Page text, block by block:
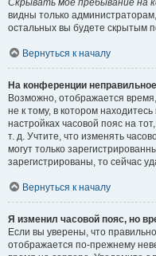
Скрывать моё пребывание на
видны только
остальных вы будете скрытым
Вернуться к началу
На конференции
Возможно, отображается
не к тому, в котором
настройках часовой пояс на
т. д. Учтите, что изменять
могут только
зарегистрированы, то сейчас
Вернуться к началу
Я изменил часовой пояс, но
Если вы уверены, что
отображается по-прежнему